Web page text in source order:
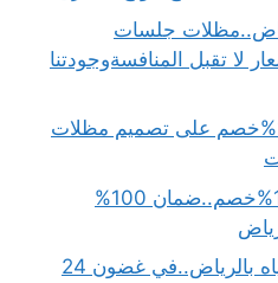
جلسات
لا تقبل المنافسةوجودتنا
مظلات حديد بالرياض بـ20%خصم على تصميم مظلات
مظلات مسابح الرياض بـ18%خصم..ضمان 100%
تركيب مظلات خزانات المياه بالرياض..في غضون 24